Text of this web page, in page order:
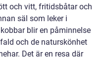
och vitt, fritidsbåtar och
säl som leker i
blir en påminnelse
och de naturskönhet
Det är en resa där